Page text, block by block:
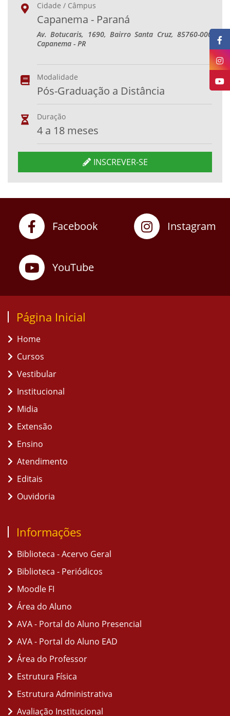
Cidade / Câmpus
Capanema - Paraná
Av. Botucaris, 1690, Bairro Santa Cruz, 85760-000
Capanema - PR
Modalidade
Pós-Graduação a Distância
Duração
4 a 18 meses
INSCREVER-SE
Facebook Instagram
YouTube
Página Inicial
Home
Cursos
Vestibular
Institucional
Midia
Extensão
Ensino
Atendimento
Editais
Ouvidoria
Informações
Biblioteca - Acervo Geral
Biblioteca - Periódicos
Moodle FI
Área do Aluno
AVA - Portal do Aluno Presencial
AVA - Portal do Aluno EAD
Área do Professor
Estrutura Física
Estrutura Administrativa
Avaliação Institucional